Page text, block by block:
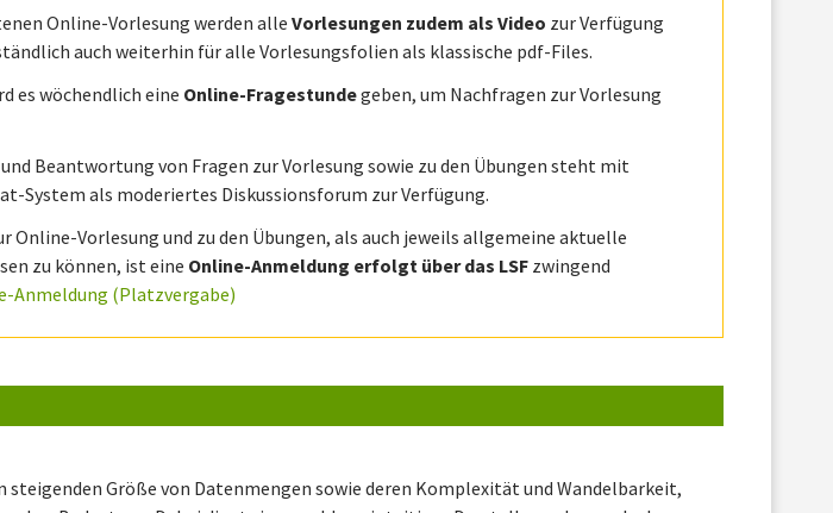
Online-Vorlesung werden alleVorlesungen zudem als Video zur Verfügung
auch weiterhin für alle Vorlesungsfolien als klassische pdf-Files.
es wöchendlich eine Online-Fragestundegeben, um Nachfragen zur Vorlesung
Beantwortung von Fragen zur Vorlesung sowie zu den Übungen steht mit
System als moderiertes Diskussionsforum zur Verfügung.
Online-Vorlesung und zu den Übungen, als auch jeweils allgemeine aktuelle
zu können, ist eine Online-Anmeldung erfolgt über das LSF zwingend
Anmeldung (Platzvergabe)
steigenden Größe von Datenmengen sowie deren Komplexität und Wandelbarkeit,